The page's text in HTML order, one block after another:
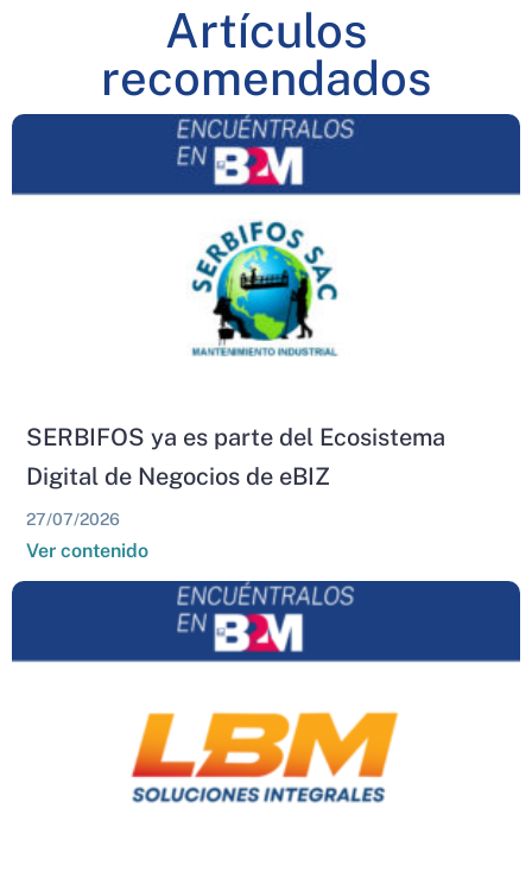
Artículos
recomendados
SERBIFOS ya es parte del Ecosistema
Digital de Negocios de eBIZ
27/07/2026
Ver contenido